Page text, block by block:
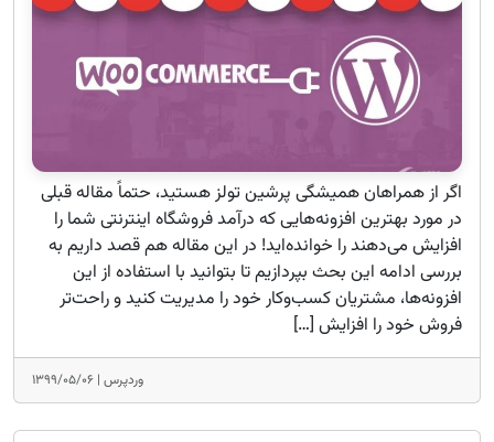
اگر از همراهان همیشگی پرشین تولز هستید، حتماً مقاله قبلی
در مورد بهترین افزونه‌هایی که درآمد فروشگاه اینترنتی شما را
افزایش می‌دهند را خوانده‌اید! در این مقاله هم قصد داریم به
بررسی ادامه این بحث بپردازیم تا بتوانید با استفاده از این
افزونه‌ها، مشتریان کسب‌وکار خود را مدیریت کنید و راحت‌تر
فروش خود را افزایش […]
وردپرس | ۱۳۹۹/۰۵/۰۶